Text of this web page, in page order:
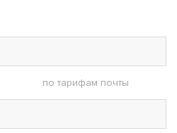
по тарифам почты